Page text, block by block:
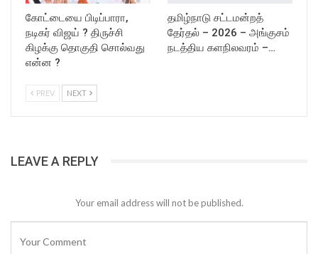
கோட்டையை பிடிப்பாரா,
நடிகர் விஜய் ? திருச்சி
கிழக்கு தொகுதி சொல்வது
என்ன ?
தமிழ்நாடு சட்டமன்றத்
தேர்தல் – 2026 – அங்குசம்
நடத்திய களநிலவரம் –…
PREV NEXT
LEAVE A REPLY
Your email address will not be published.